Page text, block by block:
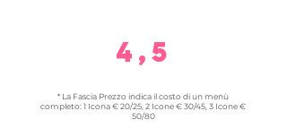
4,5
* La Fascia Prezzo indica il costo di un menù
completo: 1 Icona € 20/25, 2 Icone € 30/45, 3 Icone €
50/80